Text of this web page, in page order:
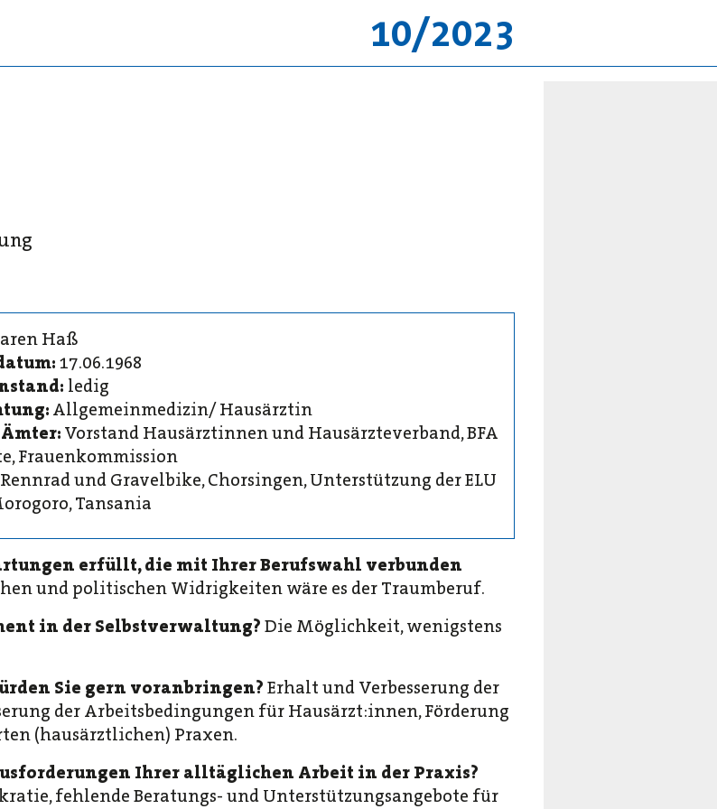
10/2023
Haß
17.06.1968
ledig
Allgemeinmedizin/ Hausärztin
Vorstand Hausärztinnen und Hausärzteverband, BFA
Frauenkommission
Rennrad und Gravelbike, Chorsingen, Unterstützung der ELU
Tansania
erfüllt, die mit Ihrer Berufswahl verbunden
und politischen Widrigkeiten wäre es der Traumberuf.
in der Selbstverwaltung? Die Möglichkeit, wenigstens
Sie gern voranbringen? Erhalt und Verbesserung der
der Arbeitsbedingungen für Hausärzt:innen, Förderung
(hausärztlichen) Praxen.
Ihrer alltäglichen Arbeit in der Praxis?
fehlende Beratungs- und Unterstützungsangebote für